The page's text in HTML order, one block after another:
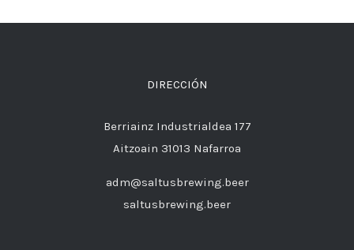
DIRECCIÓN
Berriainz Industrialdea 177
Aitzoain 31013 Nafarroa
adm@saltusbrewing.beer
saltusbrewing.beer